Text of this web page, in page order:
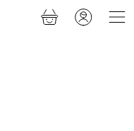
Panier
Mon